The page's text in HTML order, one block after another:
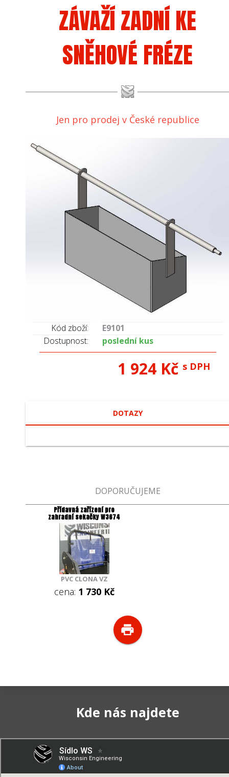
ZÁVAŽÍ ZADNÍ KE
SNĚHOVÉ FRÉZE
Jen pro prodej v České republice
Kód zboží:
E9101
Dostupnost:
poslední kus
1 924 Kč s DPH
DOTAZY
DOPORUČUJEME
Přídavná zařízení pro
zahradní sekačky W3674
PVC CLONA VZ
cena: 1 730 Kč
print
Kde nás najdete